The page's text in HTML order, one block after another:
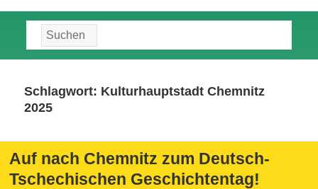
Suche
nach:
Schlagwort: Kulturhauptstadt Chemnitz
2025
Auf nach Chemnitz zum Deutsch-
Tschechischen Geschichtentag!